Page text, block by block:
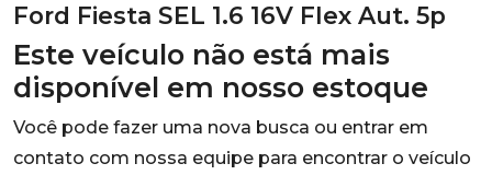
Ford Fiesta SEL 1.6 16V Flex Aut. 5p
Este veículo não está mais
disponível em nosso estoque
Você pode fazer uma nova busca ou entrar em
contato com nossa equipe para encontrar o veículo